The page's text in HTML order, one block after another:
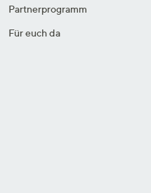
Partnerprogramm
Für euch da